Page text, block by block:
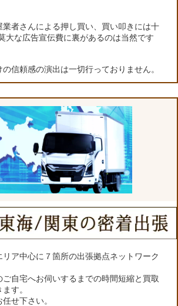
業者さんによる押し買い、買い叩きには十
大な広告宣伝費に裏があるのは当然です
信頼感の演出は一切行っておりません。
ア中心に７箇所の出張拠点ネットワーク
ご自宅へお伺いするまでの時間短縮と買取
す。
せ下さい。